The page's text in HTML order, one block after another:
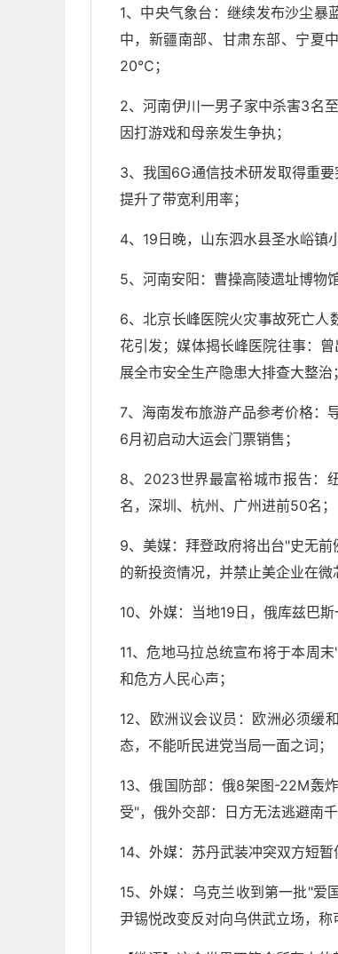
1、中央气象台：继续发布沙尘
中，新疆南部、甘肃东部、宁夏
20℃；
2、河南伊川一男子家中杀害3名
因打游戏和母亲发生争执；
3、我国6G通信技术研发取得重
提升了带宽利用率；
4、19日晚，山东泗水县圣水峪镇
5、河南安阳：曹操高陵遗址博物
6、北京长峰医院火灾事故死亡人
花引发；媒体揭长峰医院往事：
展全市安全生产隐患大排查大整治；
7、海南发布旅游产品参考价格
6月初启动大运会门票销售；
8、2023世界最富裕城市报告：
名，深圳、杭州、广州进前50名；
9、美媒：拜登政府将出台"史无
的新投资情况，并禁止美企业在微
10、外媒：当地19日，俄库兹巴
11、危地马拉总统宣布将于本周
和危方人民心声；
12、欧洲议会议员：欧洲必须缓
态，不能听民进党当局一面之词；
13、俄国防部：俄8架图-22M轰
受"，俄外交部：日方无法逃避南
14、外媒：苏丹武装冲突双方短
15、外媒：乌克兰收到第一批"爱
尹锡悦改变反对向乌供武立场，称